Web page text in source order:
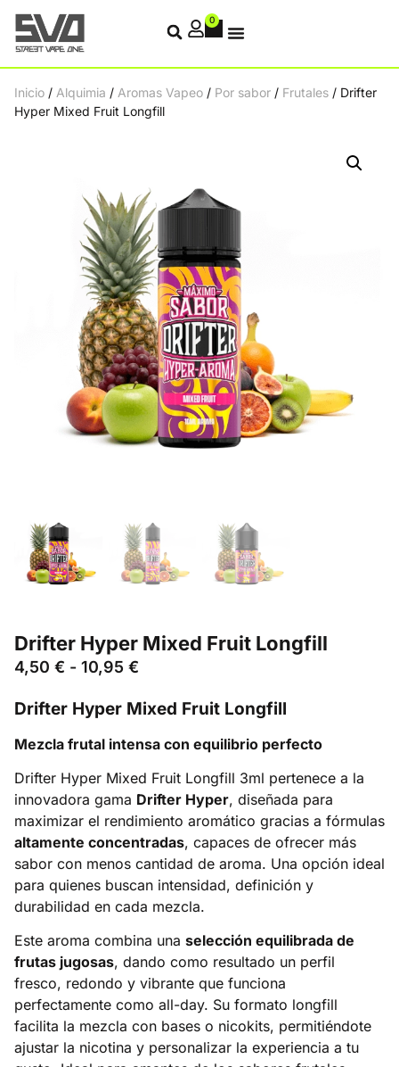
0
Inicio / Alquimia / Aromas Vapeo / Por sabor / Frutales / Drifter
Hyper Mixed Fruit Longfill
Drifter Hyper Mixed Fruit Longfill
4,50 € - 10,95 €
Drifter Hyper Mixed Fruit Longfill
Mezcla frutal intensa con equilibrio perfecto
Drifter Hyper Mixed Fruit Longfill 3ml pertenece a la
innovadora gama Drifter Hyper, diseñada para
maximizar el rendimiento aromático gracias a fórmulas
altamente concentradas, capaces de ofrecer más
sabor con menos cantidad de aroma. Una opción ideal
para quienes buscan intensidad, definición y
durabilidad en cada mezcla.
Este aroma combina una selección equilibrada de
frutas jugosas, dando como resultado un perfil
fresco, redondo y vibrante que funciona
perfectamente como all-day. Su formato longfill
facilita la mezcla con bases o nicokits, permitiéndote
ajustar la nicotina y personalizar la experiencia a tu